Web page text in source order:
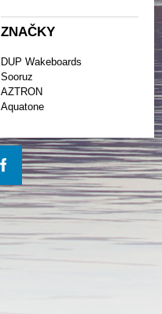
ZNAČKY
DUP Wakeboards
Sooruz
AZTRON
Aquatone